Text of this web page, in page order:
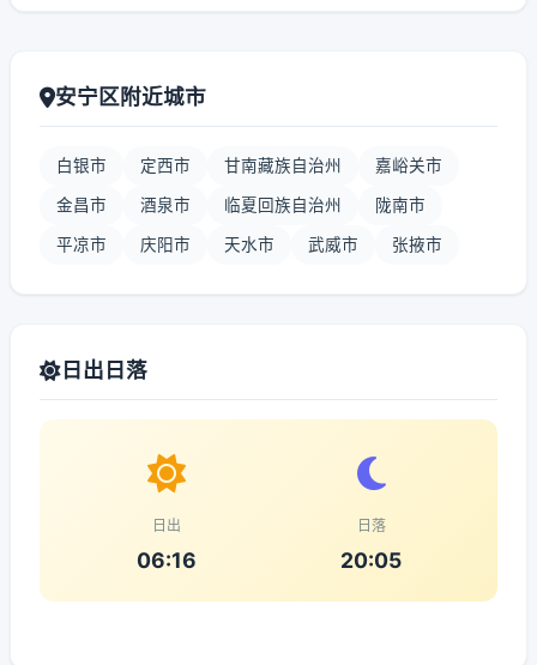
安宁区附近城市
白银市 定西市 甘南藏族自治州 嘉峪关市
金昌市 酒泉市 临夏回族自治州 陇南市
平凉市 庆阳市 天水市 武威市 张掖市
日出日落
日出
06:16
日落
20:05